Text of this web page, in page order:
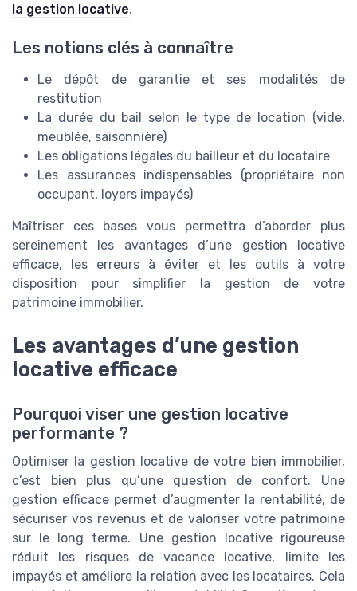
la gestion locative.
Les notions clés à connaître
Le dépôt de garantie et ses modalités de
restitution
La durée du bail selon le type de location (vide,
meublée, saisonnière)
Les obligations légales du bailleur et du locataire
Les assurances indispensables (propriétaire non
occupant, loyers impayés)
Maîtriser ces bases vous permettra d’aborder plus
sereinement les avantages d’une gestion locative
efficace, les erreurs à éviter et les outils à votre
disposition pour simplifier la gestion de votre
patrimoine immobilier.
Les avantages d’une gestion
locative efficace
Pourquoi viser une gestion locative
performante ?
Optimiser la gestion locative de votre bien immobilier,
c’est bien plus qu’une question de confort. Une
gestion efficace permet d’augmenter la rentabilité, de
sécuriser vos revenus et de valoriser votre patrimoine
sur le long terme. Une gestion locative rigoureuse
réduit les risques de vacance locative, limite les
impayés et améliore la relation avec les locataires. Cela